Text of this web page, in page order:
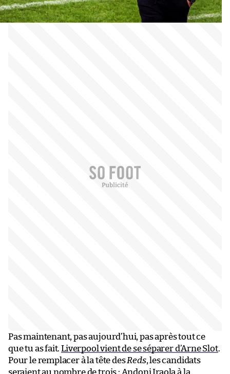
Pas maintenant, pas aujourd’hui, pas après tout ce
que tu as fait.Liverpool vient de se séparer d’Arne Slot.
Pour le remplacer à la tête desReds, les candidats
seraient au nombre de trois : Andoni Iraola à la